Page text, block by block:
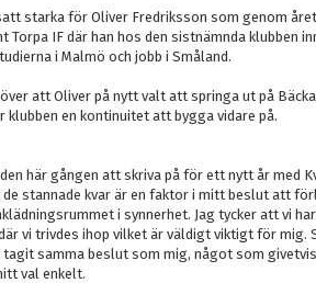
starka för Oliver Fredriksson som genom
Torpa IF där han hos den sistnämnda klubben
i Malmö och jobb i Småland.
att Oliver på nytt valt att springa ut på
klubben en kontinuitet att bygga vidare på.
här gången att skriva på för ett nytt år med
de stannade kvar är en faktor i mitt beslut att
i synnerhet. Jag tycker att vi
vi trivdes ihop vilket är väldigt viktigt för mig.
samma beslut som mig, något som
val enkelt.